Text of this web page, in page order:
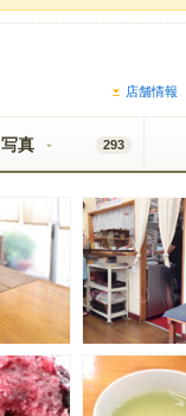
店舗情報
写真 293